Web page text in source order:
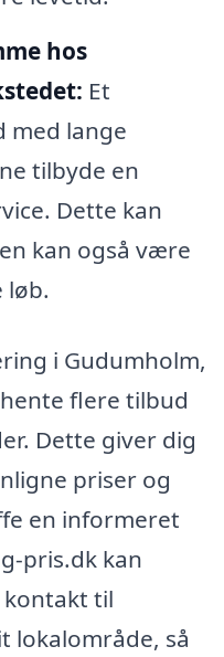
hos
Et
med lange
tilbyde en
Dette kan
kan også være
løb.
i Gudumholm,
flere tilbud
Dette giver dig
priser og
en informeret
pris.dk kan
til
lokalområde, så